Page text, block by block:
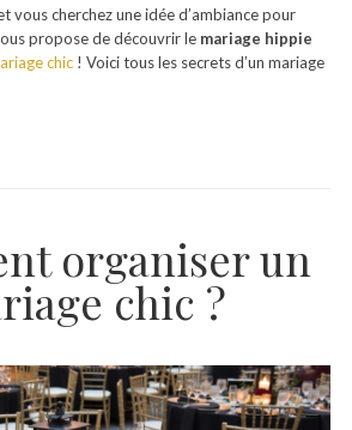
vous cherchez une idée d’ambiance pour
propose de découvrir le mariage hippie
chic! Voici tous les secrets d’un mariage
organiser un
chic ?